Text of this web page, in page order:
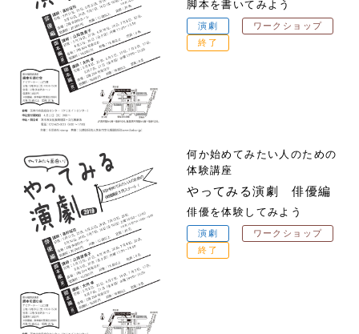
脚本を書いてみよう
演劇
ワークショップ
終了
何か始めてみたい人のための
体験講座
やってみる演劇 俳優編
俳優を体験してみよう
演劇
ワークショップ
終了